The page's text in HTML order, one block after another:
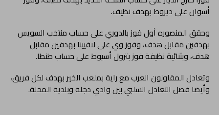
أسوان على ديروط بهدف نظيف.
وحقق المنصوره أول فوز بالدوري على حساب منتخب السويس
بهدفين مقابل هدف، وفوز وي على لافيينا بهدفين مقابل
هدف، وبثنائية نظيفة فوز بترول أسيوط على حساب طنطا.
وتعادل المقاولون العرب مع راية بملعب الخير بهدف لكل فريق،
وأيضا فصل التعادل السلبي بين وادي دجلة وبلدية المحلة.